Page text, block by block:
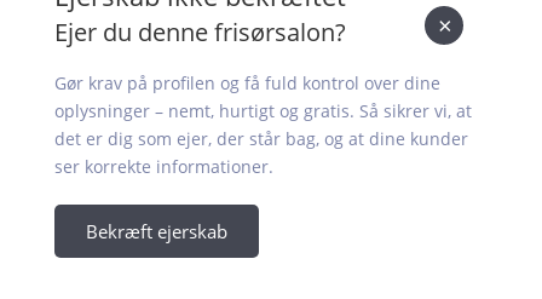
Ejer du denne frisørsalon?
Gør krav på profilen og få fuld kontrol over dine
oplysninger – nemt, hurtigt og gratis. Så sikrer vi, at
det er dig som ejer, der står bag, og at dine kunder
ser korrekte informationer.
Bekræft ejerskab
×